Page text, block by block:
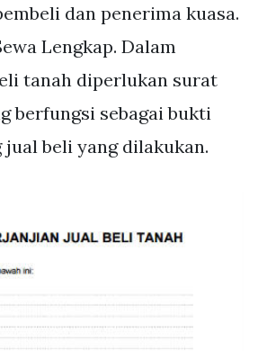
dan penerima kuasa.
Lengkap. Dalam
tanah diperlukan surat
berfungsi sebagai bukti
beli yang dilakukan.